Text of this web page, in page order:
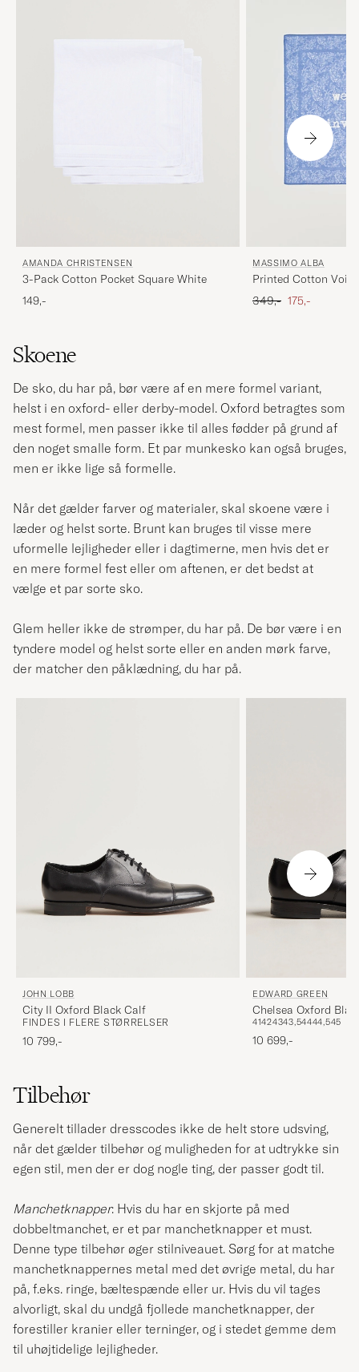
AMANDA CHRISTENSEN
3-Pack Cotton Pocket Square White
149,-
MASSIMO ALBA
Printed Cotton
Ordinary pris
349,- Nedsat pris
175,-
Skoene
De sko, du har på, bør være af en mere formel variant,
helst i en oxford- eller derby-model. Oxford betragtes som
mest formel, men passer ikke til alles fødder på grund af
den noget smalle form. Et par munkesko kan også bruges,
men er ikke lige så formelle.
Når det gælder farver og materialer, skal skoene være i
læder og helst sorte. Brunt kan bruges til visse mere
uformelle lejligheder eller i dagtimerne, men hvis det er
en mere formel fest eller om aftenen, er det bedst at
vælge et par sorte sko.
Glem heller ikke de strømper, du har på. De bør være i en
tyndere model og helst sorte eller en anden mørk farve,
der matcher den påklædning, du har på.
JOHN LOBB
City II Oxford Black Calf
FINDES I FLERE STØRRELSER
10 799,-
EDWARD GREEN
Chelsea Oxford
41424343,54444,545
10 699,-
Tilbehør
Generelt tillader dresscodes ikke de helt store udsving,
når det gælder tilbehør og muligheden for at udtrykke sin
egen stil, men der er dog nogle ting, der passer godt til.
Manchetknapper: Hvis du har en skjorte på med
dobbeltmanchet, er et par manchetknapper et must.
Denne type tilbehør øger stilniveauet. Sørg for at matche
manchetknappernes metal med det øvrige metal, du har
på, f.eks. ringe, bæltespænde eller ur. Hvis du vil tages
alvorligt, skal du undgå fjollede manchetknapper, der
forestiller kranier eller terninger, og i stedet gemme dem
til uhøjtidelige lejligheder.